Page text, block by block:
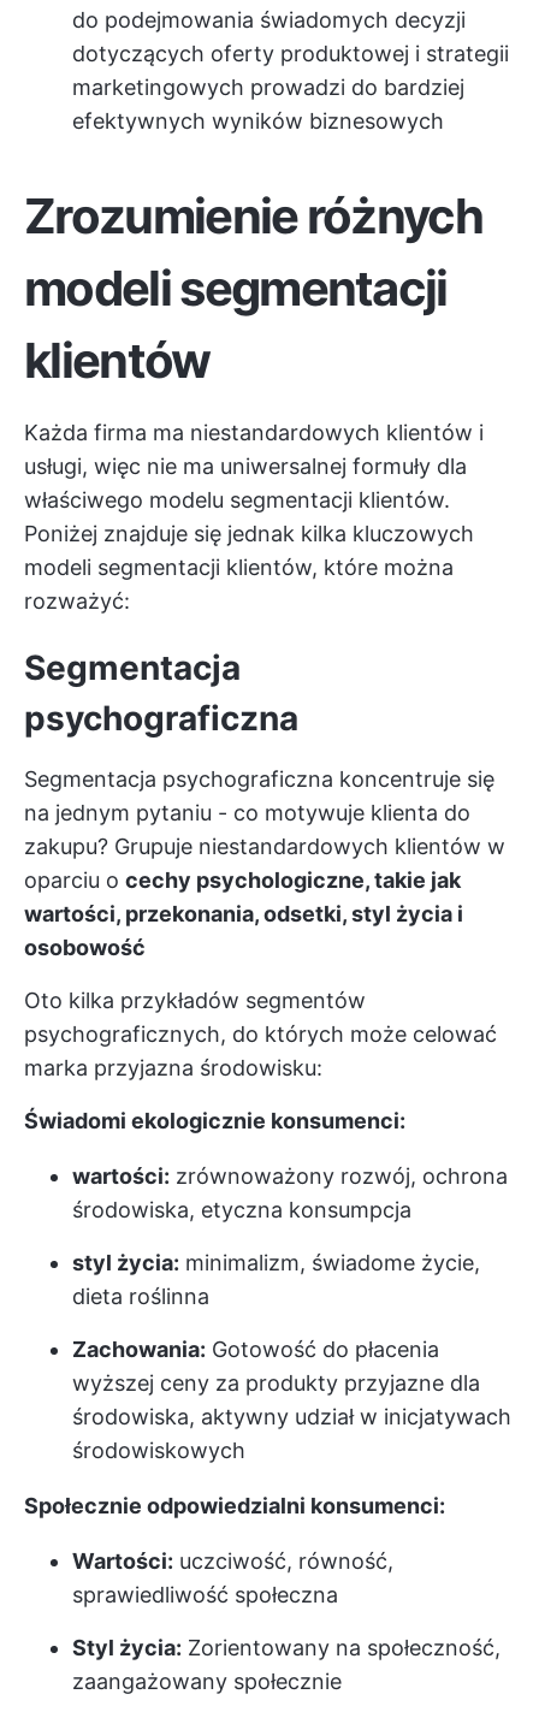
do podejmowania świadomych decyzji
dotyczących oferty produktowej i strategii
marketingowych prowadzi do bardziej
efektywnych wyników biznesowych
Zrozumienie różnych
modeli segmentacji
klientów
Każda firma ma niestandardowych klientów i
usługi, więc nie ma uniwersalnej formuły dla
właściwego modelu segmentacji klientów.
Poniżej znajduje się jednak kilka kluczowych
modeli segmentacji klientów, które można
rozważyć:
Segmentacja
psychograficzna
Segmentacja psychograficzna koncentruje się
na jednym pytaniu - co motywuje klienta do
zakupu? Grupuje niestandardowych klientów w
oparciu o cechy psychologiczne, takie jak
wartości, przekonania, odsetki, styl życia i
osobowość
Oto kilka przykładów segmentów
psychograficznych, do których może celować
marka przyjazna środowisku:
Świadomi ekologicznie konsumenci:
wartości: zrównoważony rozwój, ochrona
środowiska, etyczna konsumpcja
styl życia: minimalizm, świadome życie,
dieta roślinna
Zachowania: Gotowość do płacenia
wyższej ceny za produkty przyjazne dla
środowiska, aktywny udział w inicjatywach
środowiskowych
Społecznie odpowiedzialni konsumenci:
Wartości: uczciwość, równość,
sprawiedliwość społeczna
Styl życia: Zorientowany na społeczność,
zaangażowany społecznie